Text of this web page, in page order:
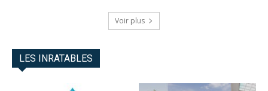
Voir plus
LES INRATABLES